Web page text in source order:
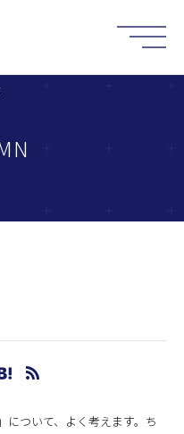
について、よく考えます。ち